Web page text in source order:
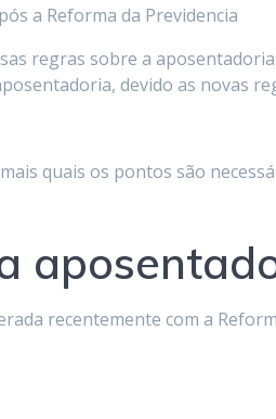
regras sobre a
devido as novas
quais os pontos são
recentemente com a